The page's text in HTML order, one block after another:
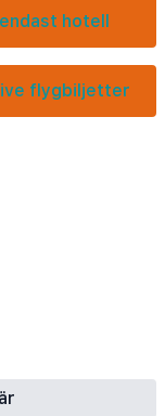
hotell
flygbiljetter